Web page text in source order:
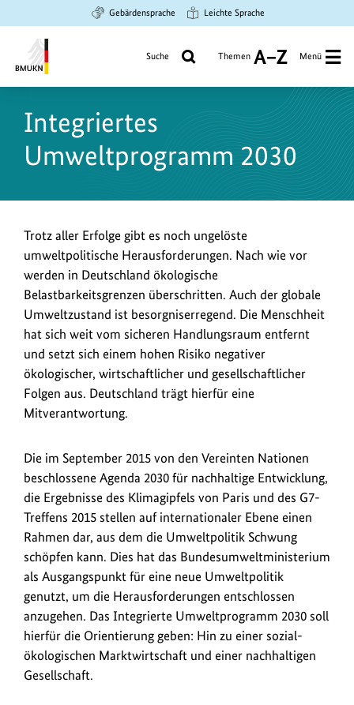
Hauptinhalt
springen
Suche
springen
Hauptnavigation
springen
Gebärdensprache Leichte Sprache
Umwelt,
Klimaschutz,
Naturschutz
Suche Themen
A
Z
Menü
Integriertes
Umweltprogramm 2030
Trotz aller Erfolge gibt es noch ungelöste
umweltpolitische Herausforderungen. Nach wie vor
werden in Deutschland ökologische
Belastbarkeitsgrenzen überschritten. Auch der globale
Umweltzustand ist besorgniserregend. Die Menschheit
hat sich weit vom sicheren Handlungsraum entfernt
und setzt sich einem hohen Risiko negativer
ökologischer, wirtschaftlicher und gesellschaftlicher
Folgen aus. Deutschland trägt hierfür eine
Mitverantwortung.
Die im September 2015 von den Vereinten Nationen
beschlossene Agenda 2030 für nachhaltige Entwicklung,
die Ergebnisse des Klimagipfels von Paris und des G7-
Treffens 2015 stellen auf internationaler Ebene einen
Rahmen dar, aus dem die Umweltpolitik Schwung
schöpfen kann. Dies hat das Bundesumweltministerium
als Ausgangspunkt für eine neue Umweltpolitik
genutzt, um die Herausforderungen entschlossen
anzugehen. Das Integrierte Umweltprogramm 2030 soll
hierfür die Orientierung geben: Hin zu einer sozial-
ökologischen Marktwirtschaft und einer nachhaltigen
Gesellschaft.